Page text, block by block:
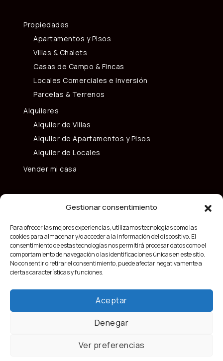
Gestionar consentimiento
Para ofrecer las mejores experiencias, utilizamos tecnologías como las
cookies para almacenar y/o acceder a la información del dispositivo. El
consentimiento de estas tecnologías nos permitirá procesar datos como el
comportamiento de navegación o las identificaciones únicas en este sitio.
No consentir o retirar el consentimiento, puede afectar negativamente a
ciertas características y funciones.
Aceptar
Denegar
Ver preferencias
Propiedades
Apartamentos y Pisos
Villas & Chalets
Casas de Campo & Fincas
Locales Comerciales e Inversión
Parcelas & Terrenos
Alquileres
Alquiler de Villas
Alquiler de Apartamentos y Pisos
Alquiler de Locales
Vender mi casa